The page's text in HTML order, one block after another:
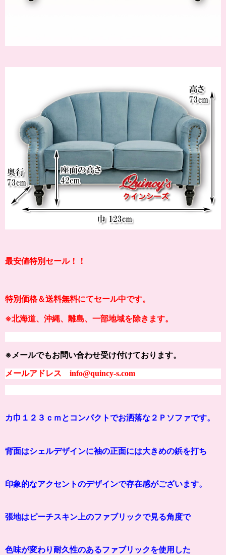
最安値特別セール！！
特別価格＆送料無料にてセール中です。
※北海道、沖縄、離島、一部地域を除きます。
※メールでもお問い合わせ受け付けております。
メールアドレス info@quincy-s.com
カ巾１２３ｃｍとコンパクトでお洒落な２Ｐソファです。
背面はシェルデザインに袖の正面には大きめの鋲を打ち
印象的なアクセントのデザインで存在感がございます。
張地はピーチスキン上のファブリックで見る角度で
色味が変わり耐久性のあるファブリックを使用した